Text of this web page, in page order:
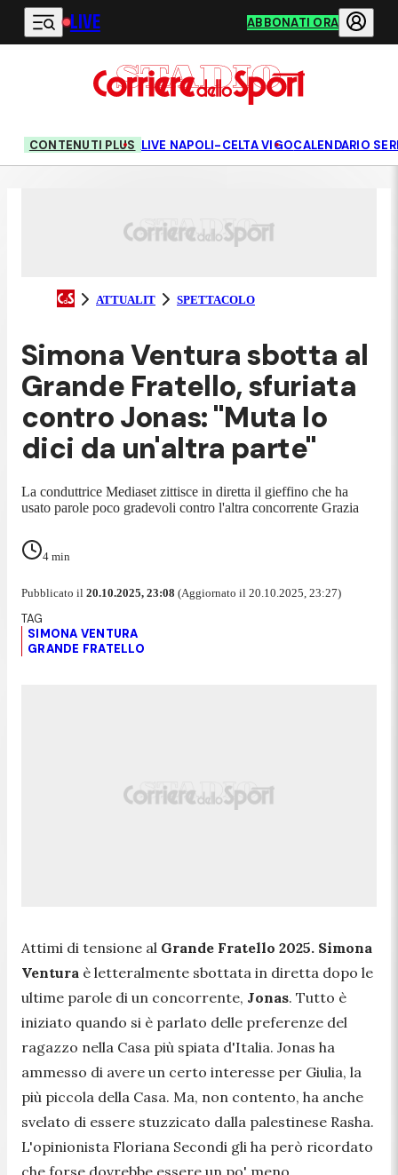
Vai al contenuto principale
LIVE ABBONATI ORA
CONTENUTI PLUS LIVE NAPOLI-CELTA VIGOCALENDARIO
ATTUALIT SPETTACOLO
Simona Ventura sbotta al
Grande Fratello, sfuriata
contro Jonas: "Muta lo
dici da un'altra parte"
La conduttrice Mediaset zittisce in diretta il gieffino che ha
usato parole poco gradevoli contro l'altra concorrente Grazia
4 min
Pubblicato il 20.10.2025, 23:08 (Aggiornato il 20.10.2025, 23:27)
SIMONA VENTURA
GRANDE FRATELLO
Attimi di tensione al Grande Fratello 2025. Simona
Ventura è letteralmente sbottata in diretta dopo le
ultime parole di un concorrente, Jonas. Tutto è
iniziato quando si è parlato delle preferenze del
ragazzo nella Casa più spiata d'Italia. Jonas ha
ammesso di avere un certo interesse per Giulia, la
più piccola della Casa. Ma, non contento, ha anche
svelato di essere stuzzicato dalla palestinese Rasha.
L'opinionista Floriana Secondi gli ha però ricordato
che forse dovrebbe essere un po' meno